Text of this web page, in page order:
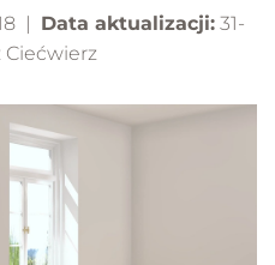
| Data aktualizacji: 31-
Ciećwierz